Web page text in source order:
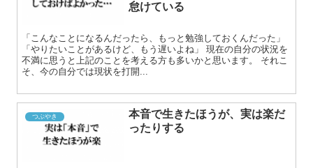
怠けている
「こんなことになるんだったら、もっと勉強しておくんだった」
「やりたいことがあるけど、もう遅いよね」 現在の自分の状況を
不満に思うと上記のことを考える方も多いかと思います。 それこ
そ、今の自分では現状を打開...
つぶやき
本音で生きたほうが、実は楽だ
ったりする